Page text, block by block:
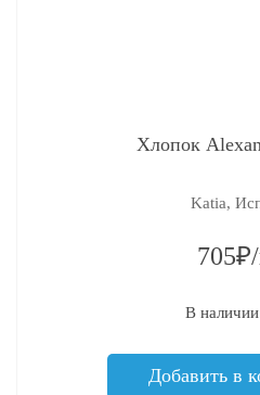
Хлопок
Katia,
В
Добавить в